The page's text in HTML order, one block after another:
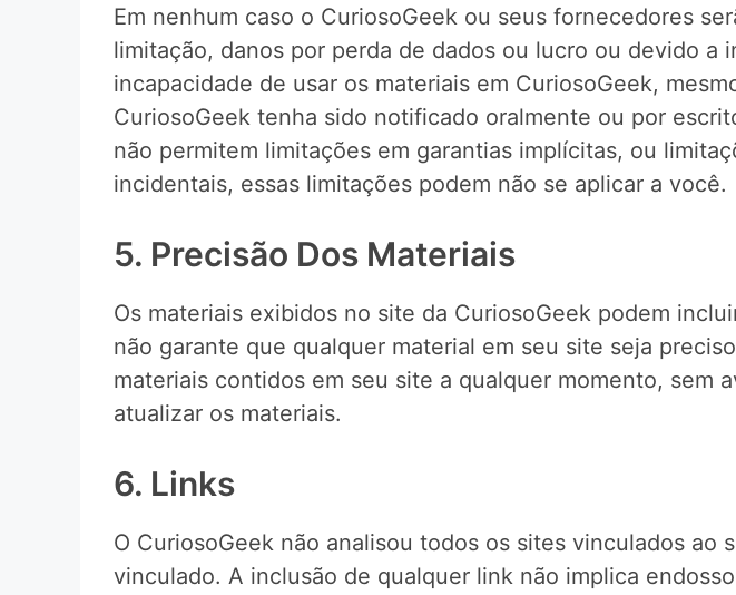
Em nenhum caso o CuriosoGeek ou seus fornecedores
limitação, danos por perda de dados ou lucro ou devido
incapacidade de usar os materiais em CuriosoGeek,
CuriosoGeek tenha sido notificado oralmente ou por
não permitem limitações em garantias implícitas, ou
incidentais, essas limitações podem não se aplicar a você.
5. Precisão Dos Materiais
Os materiais exibidos no site da CuriosoGeek podem
não garante que qualquer material em seu site seja
materiais contidos em seu site a qualquer momento, sem
atualizar os materiais.
6. Links
O CuriosoGeek não analisou todos os sites vinculados
vinculado. A inclusão de qualquer link não implica